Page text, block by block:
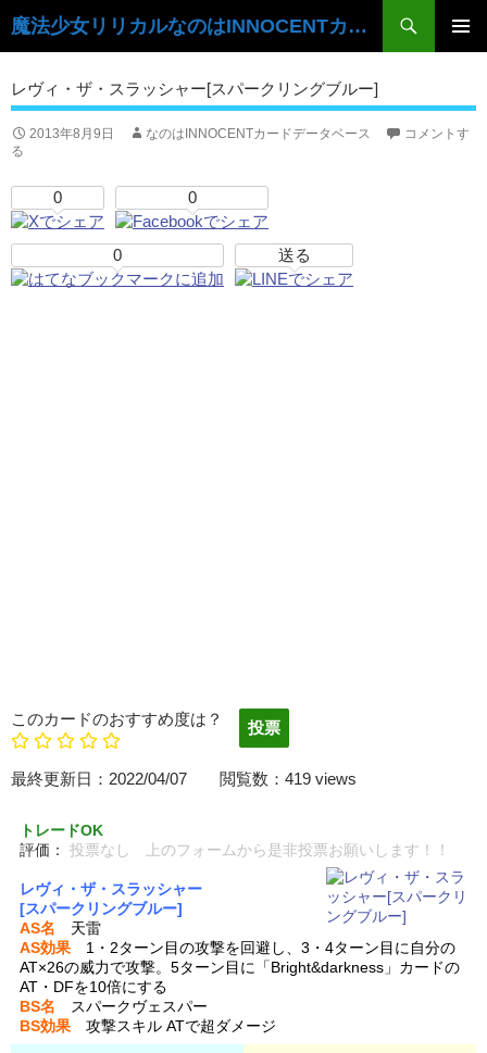
魔法少女リリカルなのはINNOCENTカードデータベース
検
索
イ
ン
テ
ン
ツ
へ
ッ
プ
レヴィ・ザ・スラッシャー[スパークリングブルー]
2013年8月9日 なのはINNOCENTカードデータベース
コメントす
る
0 0
0 送る
このカードのおすすめ度は？
最終更新日：2022/04/07 閲覧数：419 views
トレードOK
評価：
投票なし 上のフォームから是非投票お願いします！！
レヴィ・ザ・スラッシャー
[スパークリングブルー]
AS名 天雷
AS効果 1・2ターン目の攻撃を回避し、3・4ターン目に自分の
AT×26の威力で攻撃。5ターン目に「Bright&darkness」カードの
AT・DFを10倍にする
BS名 スパークヴェスパー
BS効果 攻撃スキル ATで超ダメージ